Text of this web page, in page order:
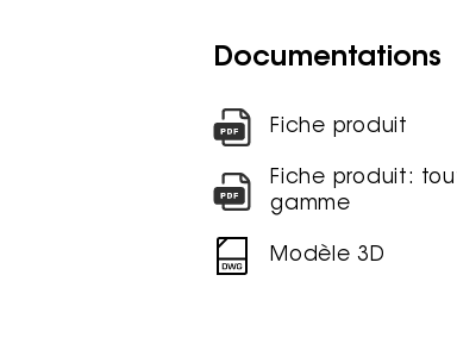
Documentations
Fiche produit
Fiche produit:
gamme
Modèle 3D